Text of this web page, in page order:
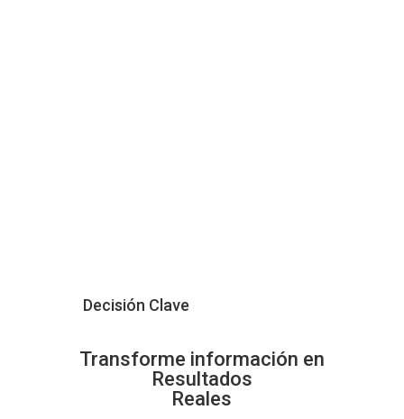
Decisión Clave
Transforme información en
Resultados
Reales